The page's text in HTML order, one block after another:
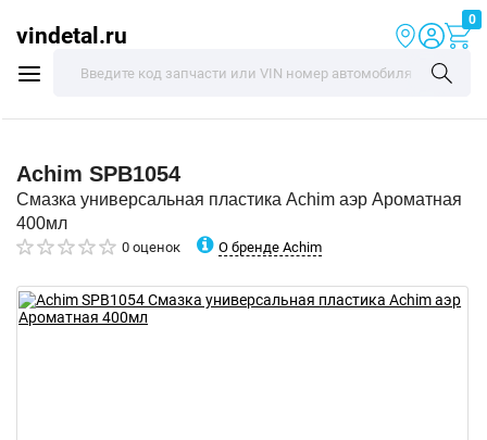
vindetal.ru
0
Achim SPB1054
Смазка универсальная пластика Achim аэр Ароматная
400мл
0 оценок О бренде Achim